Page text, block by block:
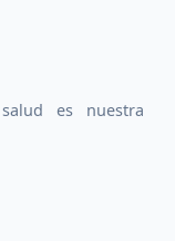
es nuestra